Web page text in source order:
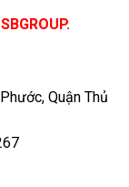
Quận Thủ